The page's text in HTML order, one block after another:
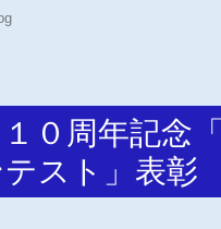
０周年記念
スト」表彰